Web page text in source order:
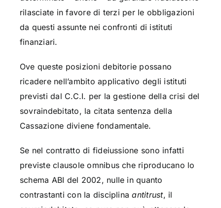
rilasciate in favore di terzi per le obbligazioni
da questi assunte nei confronti di istituti
finanziari.
Ove queste posizioni debitorie possano
ricadere nell’ambito applicativo degli istituti
previsti dal C.C.I. per la gestione della crisi del
sovraindebitato, la citata sentenza della
Cassazione diviene fondamentale.
Se nel contratto di fideiussione sono infatti
previste clausole omnibus che riproducano lo
schema ABI del 2002, nulle in quanto
contrastanti con la disciplinaantitrust, il